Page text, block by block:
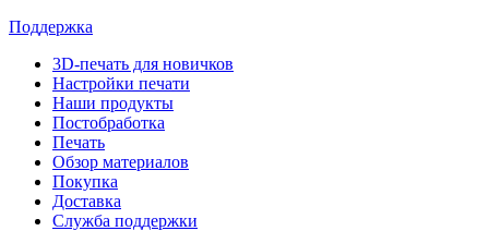
Поддержка
3D-печать для новичков
Настройки печати
Наши продукты
Постобработка
Печать
Обзор материалов
Покупка
Доставка
Служба поддержки